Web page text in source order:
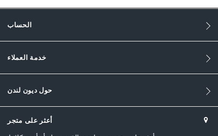
الحساب
خدمة العملاء
حول ديون لندن
أعثر على متجر